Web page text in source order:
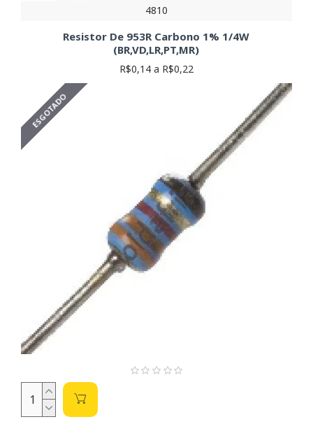
4810
Resistor De 953R Carbono 1% 1/4W
(BR,VD,LR,PT,MR)
R$0,14 a R$0,22
ESGOTADO